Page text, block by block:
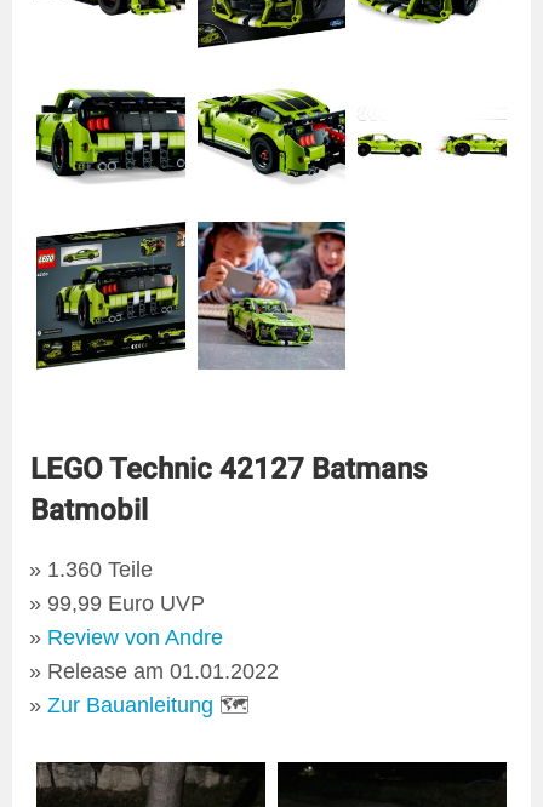
LEGO Technic 42127 Batmans
Batmobil
1.360 Teile
99,99 Euro UVP
Review von Andre
Release am 01.01.2022
Zur Bauanleitung 🗺